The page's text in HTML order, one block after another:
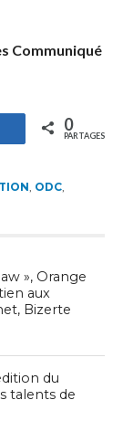
Communiqué
Partagez 0
PARTAGES
, ODC,
», Orange
aux
Bizerte
du
talents de